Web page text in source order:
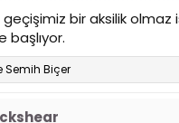
bir aksilik olmaz
başlıyor.
Semih Biçer